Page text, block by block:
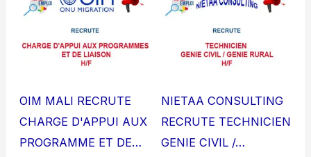
OIM MALI RECRUTE
CHARGE D'APPUI AUX
PROGRAMME ET DE…
NIETAA CONSULTING
RECRUTE TECHNICIEN
GENIE CIVIL /…